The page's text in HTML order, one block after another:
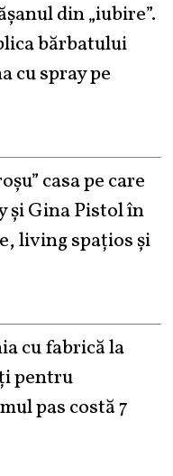
din „iubire”.
bărbatului
cu spray pe
casa pe care
şi Gina Pistol în
living spațios și
cu fabrică la
pentru
pas costă 7